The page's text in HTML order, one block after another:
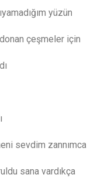
yüzün
çeşmeler için
sevdim zannımca
sana vardıkça